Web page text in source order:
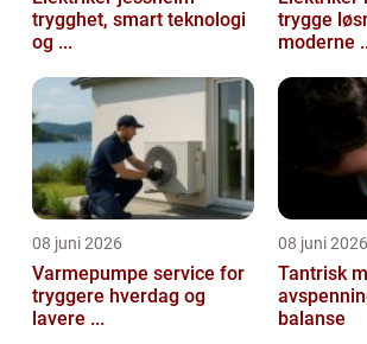
trygghet, smart teknologi
og ...
trygge
moderne
08 juni 2026
Varmepumpe service for
tryggere hverdag og
lavere ...
08 juni 2026
Tantrisk
balanse